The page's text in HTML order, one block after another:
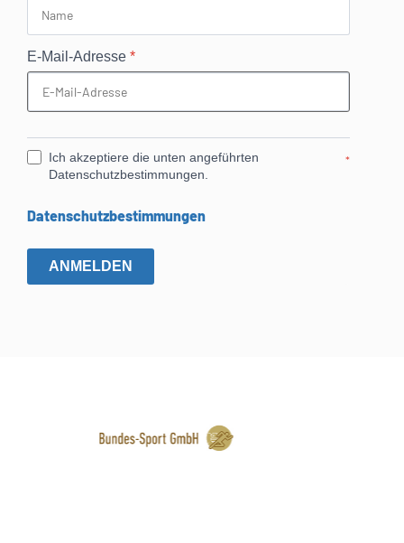
E-Mail-Adresse *
Ich akzeptiere die unten angeführten
Datenschutzbestimmungen.
*
Datenschutzbestimmungen
ANMELDEN